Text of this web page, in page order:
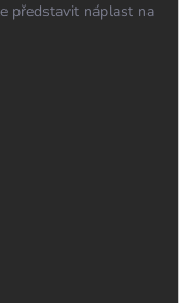
představit náplast na